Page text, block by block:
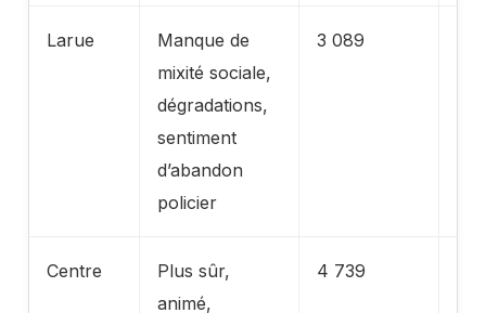
Larue
Manque de
mixité sociale,
dégradations,
sentiment
d’abandon
policier
3 089
Centre
Plus sûr,
animé,
4 739